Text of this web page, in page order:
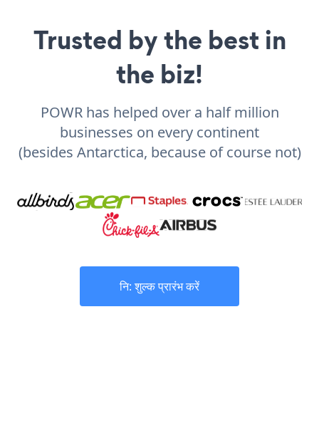
Trusted by the best in
the biz!
POWR has helped over a half million
businesses on every continent
(besides Antarctica, because of course not)
नि: शुल्क प्रारंभ करें